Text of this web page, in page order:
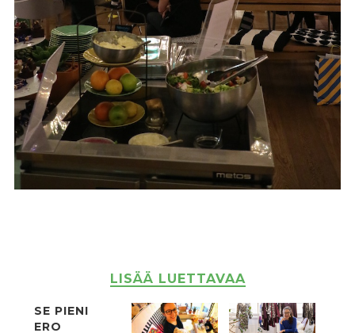
LISÄÄ LUETTAVAA
SE PIENI
ERO